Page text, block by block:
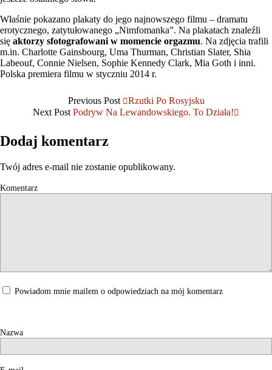
Właśnie pokazano plakaty do jego najnowszego filmu – dramatu
erotycznego, zatytułowanego „Nimfomanka”. Na plakatach znaleźli
się aktorzy sfotografowani w momencie orgazmu. Na zdjęcia trafili
m.in. Charlotte Gainsbourg, Uma Thurman, Christian Slater, Shia
Labeouf, Connie Nielsen, Sophie Kennedy Clark, Mia Goth i inni.
Polska premiera filmu w styczniu 2014 r.
Previous Post
Rzutki Po Rosyjsku
Next Post Podryw Na Lewandowskiego. To Działa!
Dodaj komentarz
Twój adres e-mail nie zostanie opublikowany.
Komentarz
Powiadom mnie mailem o odpowiedziach na mój komentarz
Nazwa